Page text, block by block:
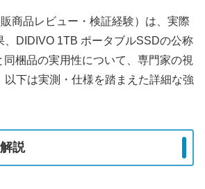
商品レビュー・検証経験）は、実際
、DIDIVO 1TB ポータブルSSDの公称
同梱品の実用性について、専門家の視
以下は実測・仕様を踏まえた詳細な強
説